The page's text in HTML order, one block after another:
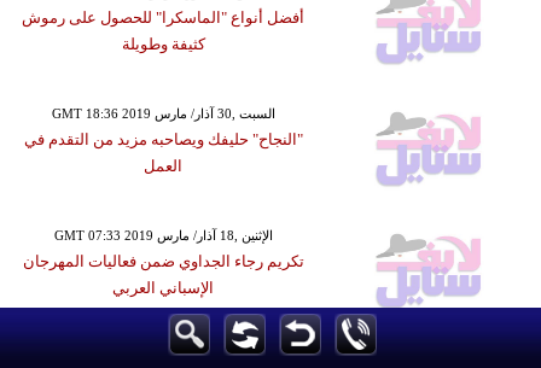
أفضل أنواع "الماسكرا" للحصول على رموش
كثيفة وطويلة
GMT 18:36 2019 السبت ,30 آذار/ مارس
"النجاح" حليفك ويصاحبه مزيد من التقدم في
العمل
GMT 07:33 2019 الإثنين ,18 آذار/ مارس
تكريم رجاء الجداوي ضمن فعاليات المهرجان
الإسباني العربي
GMT 19:30 2019 الثلاثاء ,29 كانون الثاني / يناير